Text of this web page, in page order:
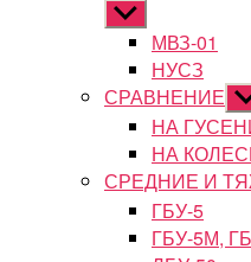
Показывать
подменюМВЗ-01
НУСЗ
СРАВНЕНИЕ
НА
НА
СРЕДНИЕ И
ГБУ-5
ГБУ-5М,